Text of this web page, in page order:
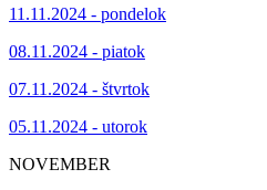
11.11.2024 - pondelok
08.11.2024 - piatok
07.11.2024 - štvrtok
05.11.2024 - utorok
NOVEMBER